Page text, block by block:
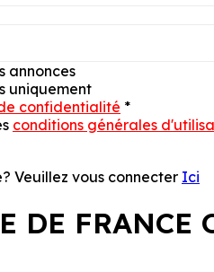
annonces
uniquement
confidentialité *
conditions générales
Veuillez vous connecter Ici
DE FRANCE